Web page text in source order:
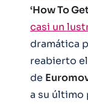
‘How To
casi un
dramática
reabierto
de
a su último